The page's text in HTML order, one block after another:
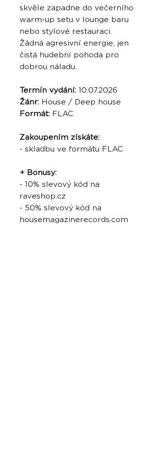
skvěle zapadne do večerního
warm-up setu v lounge baru
nebo stylové restauraci.
Žádná agresivní energie, jen
čistá hudební pohoda pro
dobrou náladu.
Termín vydání: 10.07.2026
Žánr: House / Deep house
Formát: FLAC
Zakoupením získáte:
- skladbu ve formátu FLAC
+ Bonusy:
- 10% slevový kód na
raveshop.cz
- 50% slevový kód na
housemagazinerecords.com